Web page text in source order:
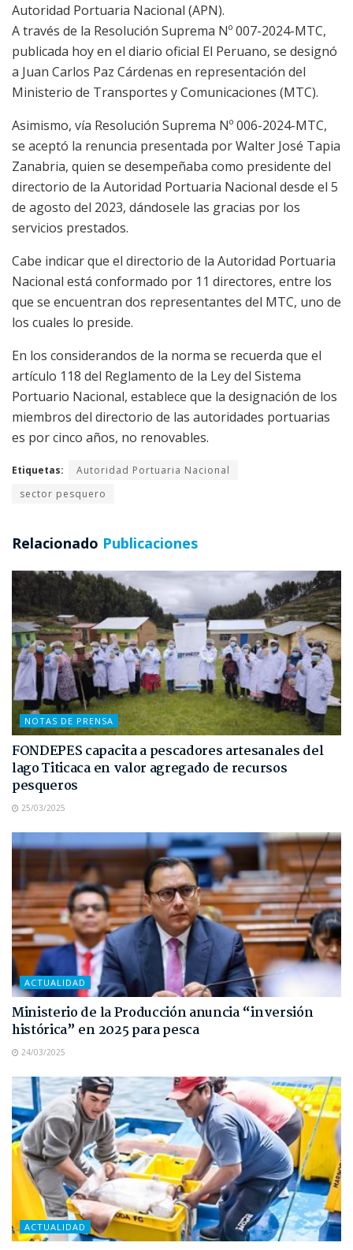
Autoridad Portuaria Nacional (APN).
A través de la Resolución Suprema Nº 007-2024-MTC,
publicada hoy en el diario oficial El Peruano, se designó
a Juan Carlos Paz Cárdenas en representación del
Ministerio de Transportes y Comunicaciones (MTC).
Asimismo, vía Resolución Suprema Nº 006-2024-MTC,
se aceptó la renuncia presentada por Walter José Tapia
Zanabria, quien se desempeñaba como presidente del
directorio de la Autoridad Portuaria Nacional desde el 5
de agosto del 2023, dándosele las gracias por los
servicios prestados.
Cabe indicar que el directorio de la Autoridad Portuaria
Nacional está conformado por 11 directores, entre los
que se encuentran dos representantes del MTC, uno de
los cuales lo preside.
En los considerandos de la norma se recuerda que el
artículo 118 del Reglamento de la Ley del Sistema
Portuario Nacional, establece que la designación de los
miembros del directorio de las autoridades portuarias
es por cinco años, no renovables.
Etiquetas:
Autoridad Portuaria Nacional
sector pesquero
Relacionado Publicaciones
NOTAS DE PRENSA
FONDEPES capacita a pescadores artesanales del
lago Titicaca en valor agregado de recursos
pesqueros
25/03/2025
ACTUALIDAD
Ministerio de la Producción anuncia “inversión
histórica” en 2025 para pesca
24/03/2025
ACTUALIDAD